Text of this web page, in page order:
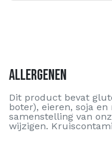
Allergenen
Dit product bevat
boter), eieren, soja
samenstelling van
wijzigen.